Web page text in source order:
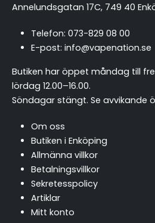
Annelundsgatan 17C, 749 40
Telefon: 073-829 08 00
E-post: info@vapenation.se
Butiken har öppet måndag till
lördag 12.00–16.00.
Söndagar stängt. Se avvikande
Om oss
Butiken i Enköping
Allmänna villkor
Betalningsvillkor
Sekretesspolicy
Artiklar
Mitt konto